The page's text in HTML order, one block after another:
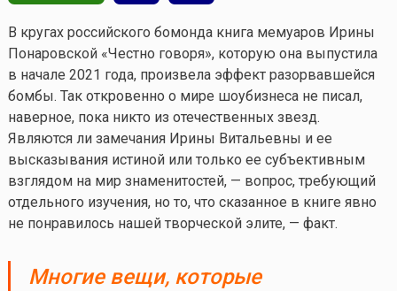
В кругах российского бомонда книга мемуаров Ирины
Понаровской «Честно говоря», которую она выпустила
в начале 2021 года, произвела эффект разорвавшейся
бомбы. Так откровенно о мире шоубизнеса не писал,
наверное, пока никто из отечественных звезд.
Являются ли замечания Ирины Витальевны и ее
высказывания истиной или только ее субъективным
взглядом на мир знаменитостей, — вопрос, требующий
отдельного изучения, но то, что сказанное в книге явно
не понравилось нашей творческой элите, — факт.
Многие вещи, которые